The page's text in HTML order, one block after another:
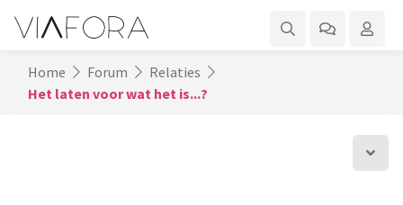
Home Forum
Relaties
Het laten voor wat het is...?